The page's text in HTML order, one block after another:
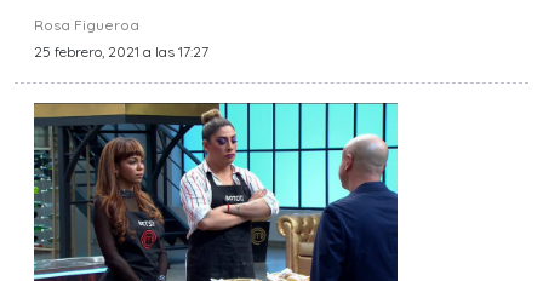
Rosa Figueroa
25 febrero, 2021 a las 17:27